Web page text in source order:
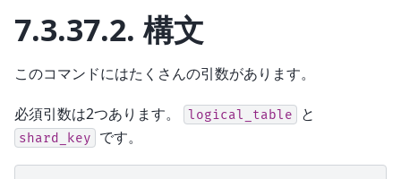
7.3.37.2. 構文
このコマンドにはたくさんの引数があります。
必須引数は2つあります。 logical_table と
shard_key です。